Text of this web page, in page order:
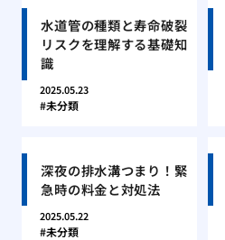
水道管の種類と寿命破裂
リスクを理解する基礎知
識
2025.05.23
未分類
深夜の排水溝つまり！緊
急時の料金と対処法
2025.05.22
未分類